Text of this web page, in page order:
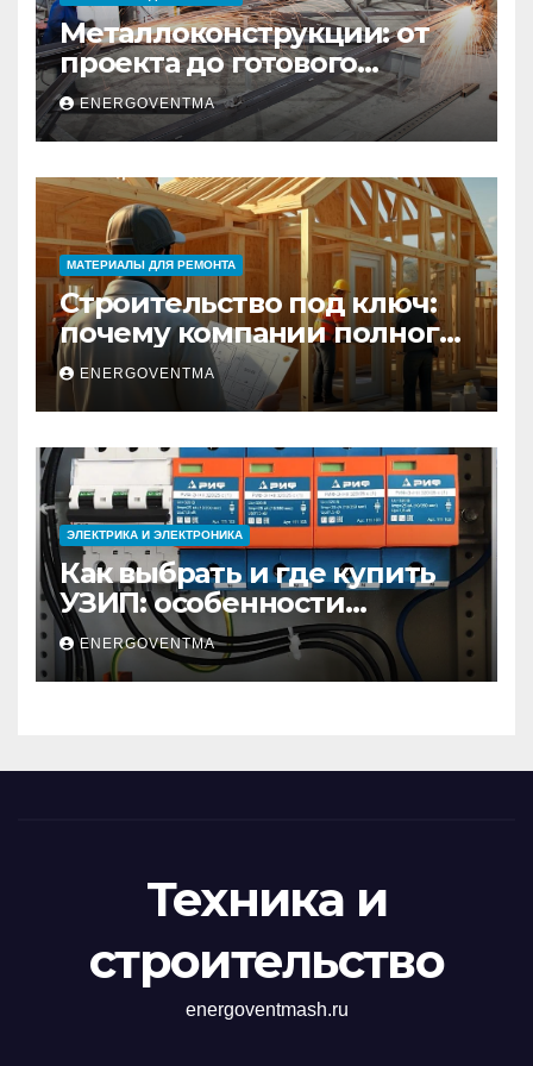
Металлоконструкции: от
проекта до готового
изделия – полный
практический гид
ENERGOVENTMA
МАТЕРИАЛЫ ДЛЯ РЕМОНТА
Строительство под ключ:
почему компании полного
цикла меняют рынок
недвижимости
ENERGOVENTMA
ЭЛЕКТРИКА И ЭЛЕКТРОНИКА
Как выбрать и где купить
УЗИП: особенности
устройств защиты от
импульсных
перенапряжений
ENERGOVENTMA
Техника и
строительство
energoventmash.ru